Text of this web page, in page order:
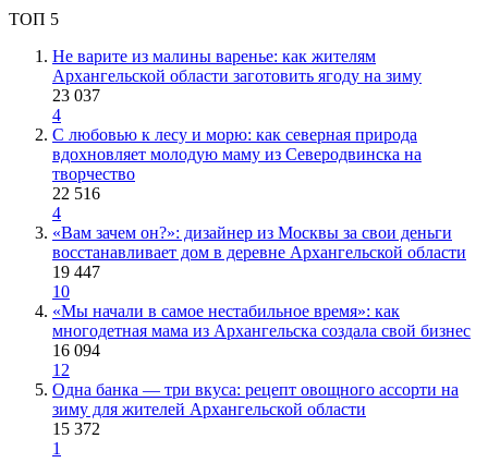
ТОП 5
Не варите из малины варенье: как жителям
Архангельской области заготовить ягоду на зиму
23 037
4
С любовью к лесу и морю: как северная природа
вдохновляет молодую маму из Северодвинска на
творчество
22 516
4
«Вам зачем он?»: дизайнер из Москвы за свои деньги
восстанавливает дом в деревне Архангельской области
19 447
10
«Мы начали в самое нестабильное время»: как
многодетная мама из Архангельска создала свой бизнес
16 094
12
Одна банка — три вкуса: рецепт овощного ассорти на
зиму для жителей Архангельской области
15 372
1